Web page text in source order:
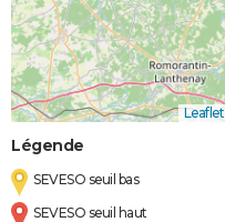
Leaflet
Légende
SEVESO seuil bas
SEVESO seuil haut